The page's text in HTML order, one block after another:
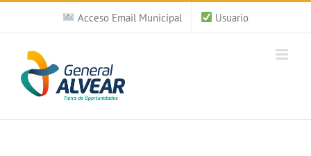
Saltar
contenido
Acceso Email Municipal Usuario